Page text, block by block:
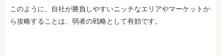
このように、自社が勝負しやすいニッチなエリアやマーケットか
ら攻略することは、弱者の戦略として有効です。